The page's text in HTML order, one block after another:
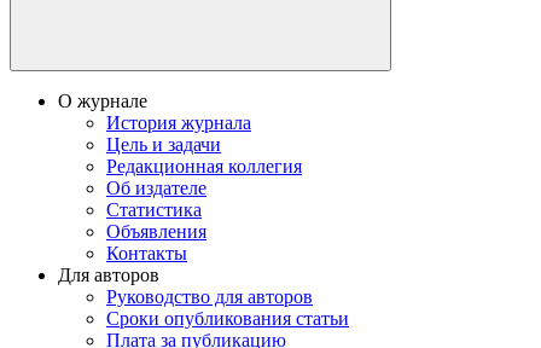
О журнале
История журнала
Цель и задачи
Редакционная коллегия
Об издателе
Статистика
Объявления
Контакты
Для авторов
Руководство для авторов
Сроки опубликования статьи
Плата за публикацию